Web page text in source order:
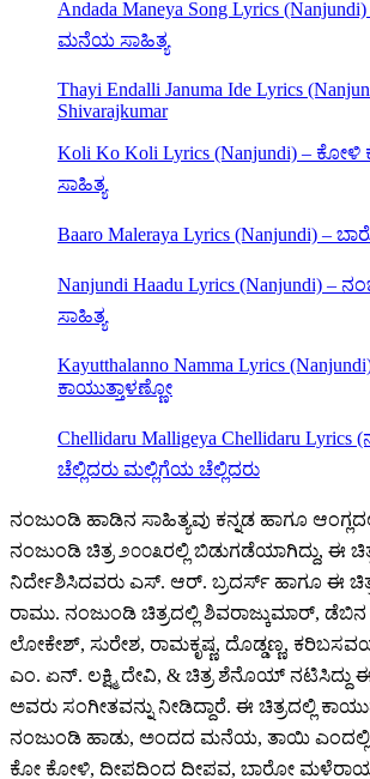
Andada Maneya Song Lyrics
ಮನೆಯ ಸಾಹಿತ್ಯ
Thayi Endalli Januma Ide Lyrics
Shivarajkumar
Koli Ko Koli Lyrics (Nanjundi) –
ಸಾಹಿತ್ಯ
Baaro Maleraya Lyrics (Nanjundi) –
Nanjundi Haadu Lyrics (Nanjundi) –
ಸಾಹಿತ್ಯ
Kayutthalanno Namma Lyrics
ಕಾಯುತ್ತಾಳಣ್ಣೋ
Chellidaru Malligeya Chellidaru Lyrics
ಚೆಲ್ಲಿದರು ಮಲ್ಲಿಗೆಯ ಚೆಲ್ಲಿದರು
ನಂಜುಂಡಿ ಹಾಡಿನ ಸಾಹಿತ್ಯವು ಕನ್ನಡ ಹಾಗೂ
ನಂಜುಂಡಿ ಚಿತ್ರ ೨೦೦೩ರಲ್ಲಿ ಬಿಡುಗಡೆಯಾಗಿದ್ದು, ಈ
ನಿರ್ದೇಶಿಸಿದವರು ಎಸ್. ಆರ್. ಬ್ರದರ್ಸ್ ಹಾಗೂ ಈ
ರಾಮು. ನಂಜುಂಡಿ ಚಿತ್ರದಲ್ಲಿ ಶಿವರಾಜ್ಕುಮಾರ್, ಡೆಬಿನ
ಲೋಕೇಶ್, ಸುರೇಶ, ರಾಮಕೃಷ್ಣ, ದೊಡ್ಡಣ್ಣ,
ಎಂ. ಏನ್. ಲಕ್ಷ್ಮಿ ದೇವಿ, & ಚಿತ್ರ ಶೆನೊಯ್ ನಟಿಸಿದ್ದು
ಅವರು ಸಂಗೀತವನ್ನು ನೀಡಿದ್ದಾರೆ. ಈ ಚಿತ್ರದಲ್ಲಿ
ನಂಜುಂಡಿ ಹಾಡು, ಅಂದದ ಮನೆಯ, ತಾಯಿ
ಕೋ ಕೋಳಿ, ದೀಪದಿಂದ ದೀಪವ, ಬಾರೋ